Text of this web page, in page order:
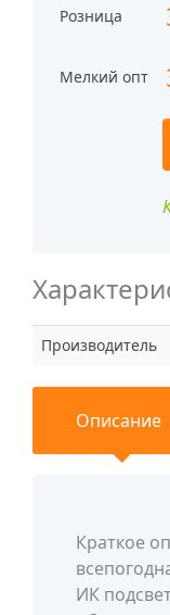
Розница
Мелкий опт
Производитель
Описание
Краткое
ИК